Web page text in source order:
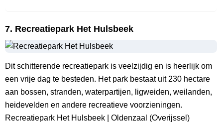
7. Recreatiepark Het Hulsbeek
Dit schitterende recreatiepark is veelzijdig en is heerlijk om
een vrije dag te besteden. Het park bestaat uit 230 hectare
aan bossen, stranden, waterpartijen, ligweiden, weilanden,
heidevelden en andere recreatieve voorzieningen.
Recreatiepark Het Hulsbeek | Oldenzaal (Overijssel)